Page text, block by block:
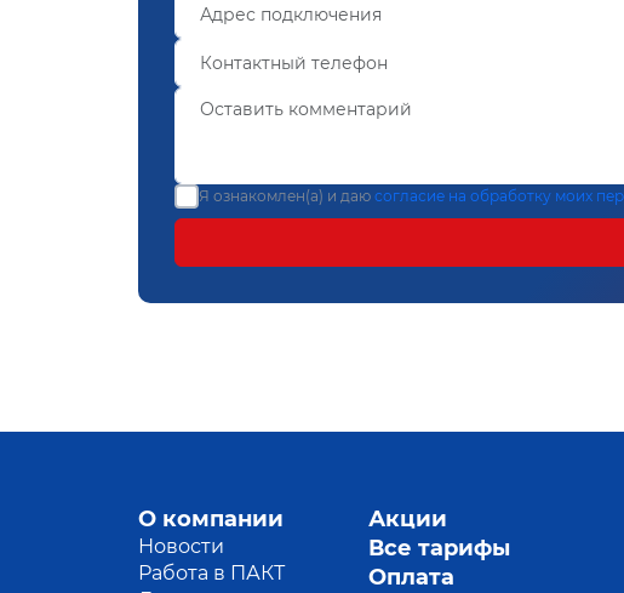
Я ознакомлен(а) и даю согласие на обработку моих
О компании
Новости
Работа в ПАКТ
Акции
Все тарифы
Оплата